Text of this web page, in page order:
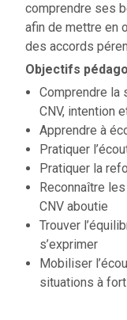
comprendre ses
afin de mettre en
des accords
Objectifs
Comprendre la
CNV, intention
Apprendre à
Pratiquer
Pratiquer la
Reconnaître
CNV aboutie
Trouver
s’exprimer
Mobiliser
situations à